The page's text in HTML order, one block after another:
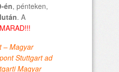
én, pénteken,
. A
– Magyar
Stuttgart ad
Magyar